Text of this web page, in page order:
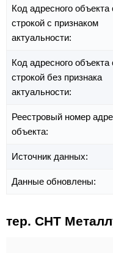
Код адресного объекта
строкой с признаком
актуальности:
Код адресного объекта
строкой без признака
актуальности:
Реестровый номер
объекта:
Источник данных:
Данные обновлены:
тер. СНТ